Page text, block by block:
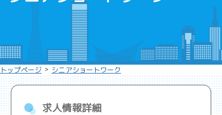
トップページ > シニアショートワーク
求人情報詳細